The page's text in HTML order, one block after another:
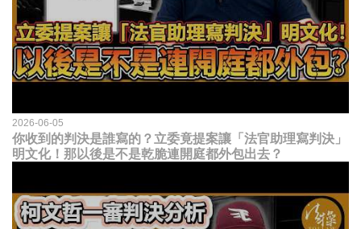
2026-06-05
你收到的判決是誰寫的？立委竟提案讓「法官助理寫判決」
明文化！那以後是不是乾脆連開庭都外包出去？